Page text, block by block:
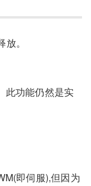
。
此功能仍然是实
即伺服),但因为